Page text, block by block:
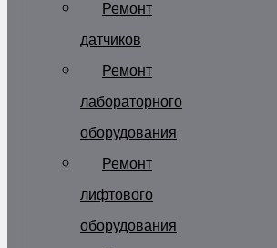
Ремонт
датчиков
Ремонт
лабораторного
оборудования
Ремонт
лифтового
оборудования